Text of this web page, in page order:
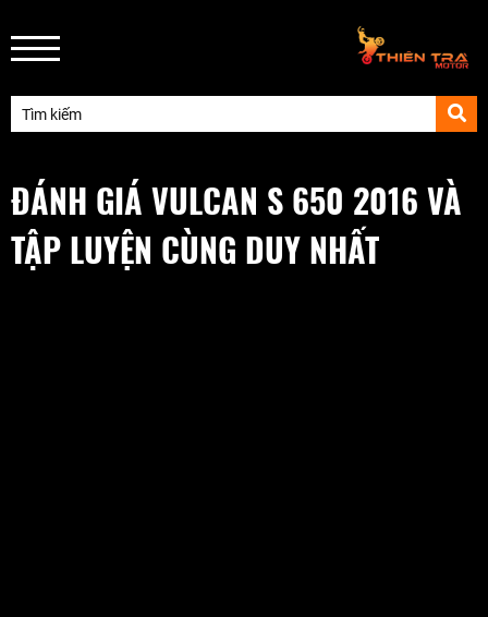
ĐÁNH GIÁ VULCAN S 650 2016 VÀ
TẬP LUYỆN CÙNG DUY NHẤT